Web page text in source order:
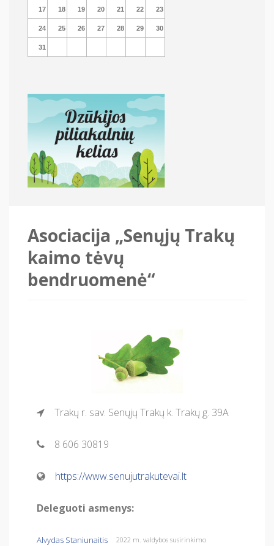
17 18 19 20 21 22 23
24 25 26 27 28 29 30
31
Asociacija „Senųjų Trakų
kaimo tėvų
bendruomenė“
Trakų r. sav. Senųjų Trakų k. Trakų g. 39A
8 606 30819
https://www.senujutrakutevai.lt
Deleguoti asmenys:
Alvydas Staniunaitis
2022 m. valdybos susirinkimo